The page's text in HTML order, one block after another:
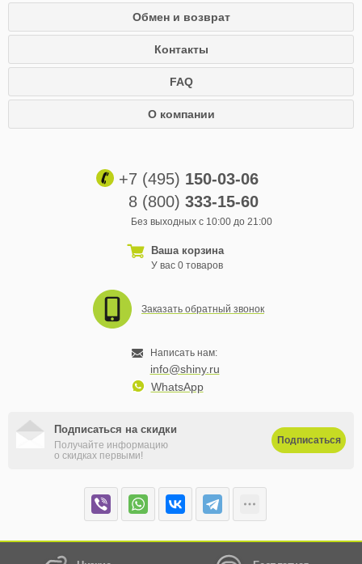
Обмен и возврат
Контакты
FAQ
О компании
+7 (495) 150-03-06
8 (800) 333-15-60
Без выходных с 10:00 до 21:00
Ваша корзина
У вас 0 товаров
Заказать обратный звонок
Написать нам:
info@shiny.ru
WhatsApp
Подписаться на скидки
Получайте информацию
о скидках первыми!
Подписаться